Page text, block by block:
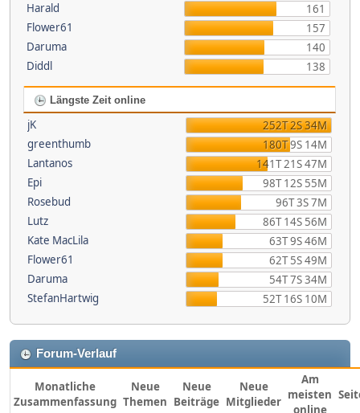
Harald
161
Flower61
157
Daruma
140
Diddl
138
Längste Zeit online
jK
252T 2S 34M
greenthumb
180T 9S 14M
Lantanos
141T 21S 47M
Epi
98T 12S 55M
Rosebud
96T 3S 7M
Lutz
86T 14S 56M
Kate MacLila
63T 9S 46M
Flower61
62T 5S 49M
Daruma
54T 7S 34M
StefanHartwig
52T 16S 10M
Forum-Verlauf
Monatliche
Zusammenfassung
Neue
Themen
Neue
Beiträge
Neue
Mitglieder
Am
meisten
online